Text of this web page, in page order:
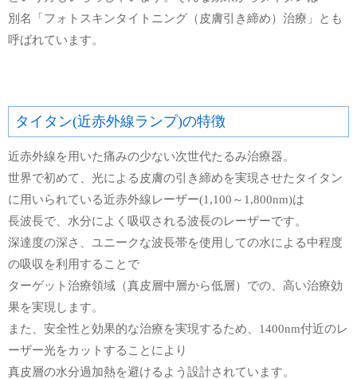
別名「フォトスキンタイトニング（皮膚引き締め）治療」とも
呼ばれています。
タイタン(近赤外線ランプ)の特徴
近赤外線を用いた痛みの少ない次世代たるみ治療器。
世界で初めて、光による皮膚の引き締めを実現させたタイタン
に用いられている近赤外線レーザー(1,100～1,800nm)は
長波長で、水分によく吸収される波長のレーザーです。
深達度の深さ、ユニークな波長帯を使用しての水による中程度
の吸収を利用することで
ターゲット治療領域（真皮層中層から低層）での、高い治療効
果を実現します。
また、安全性と効果的な治療を実現するため、1400nm付近のレ
ーザー光をカットすることにより
真皮層の水分過加熱を避けるよう設計されています。